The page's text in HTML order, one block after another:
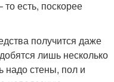
есть, поскорее
получится даже
лишь несколько
надо стены, пол и